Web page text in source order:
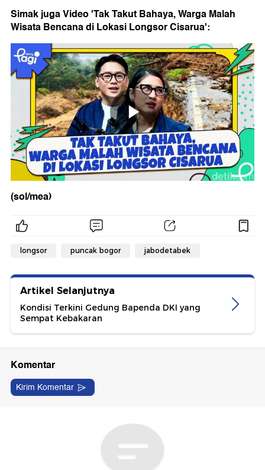
Simak juga Video 'Tak Takut Bahaya, Warga Malah
Wisata Bencana di Lokasi Longsor Cisarua':
(sol/mea)
longsor puncak bogor jabodetabek
Artikel Selanjutnya
Kondisi Terkini Gedung Bapenda DKI yang
Sempat Kebakaran